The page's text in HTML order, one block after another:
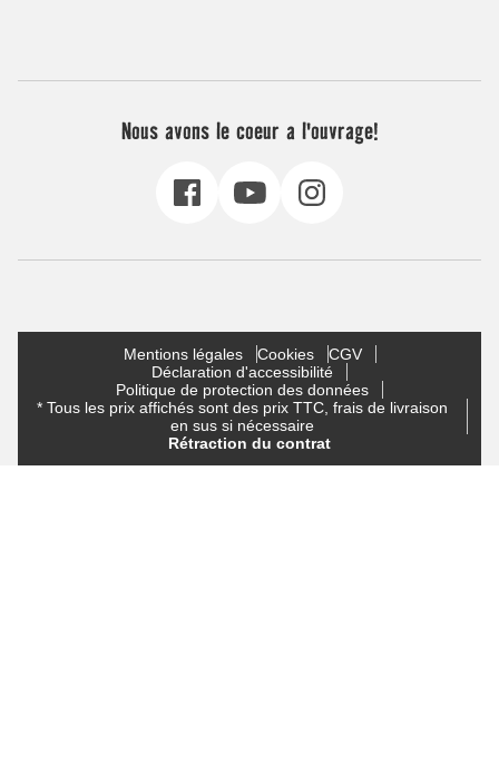
Nous avons le coeur a l'ouvrage!
Mentions légales Cookies
CGV
Déclaration d'accessibilité
Politique de protection des données
* Tous les prix affichés sont des prix TTC, frais de livraison
en sus si nécessaire
Rétraction du contrat